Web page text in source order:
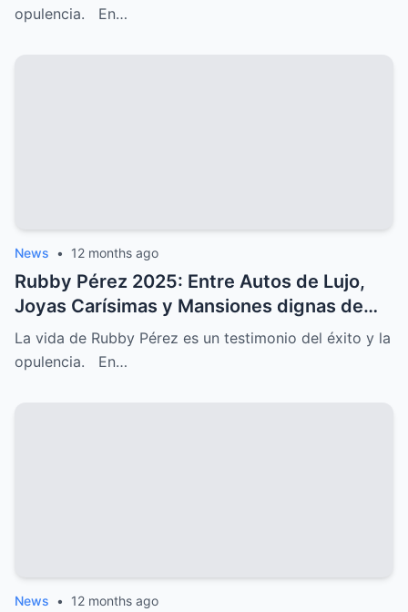
opulencia. En…
News • 12 months ago
Rubby Pérez 2025: Entre Autos de Lujo,
Joyas Carísimas y Mansiones dignas de
Hollywood
La vida de Rubby Pérez es un testimonio del éxito y la
opulencia. En…
News • 12 months ago